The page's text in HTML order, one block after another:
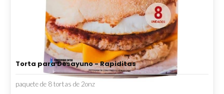
Torta para Desayuno - Rapiditas
paquete de 8 tortas de 2onz